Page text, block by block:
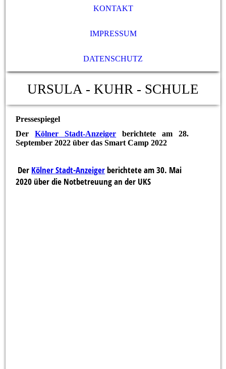
KONTAKT
IMPRESSUM
DATENSCHUTZ
URSULA - KUHR - SCHULE
Pressespiegel
DerKölner Stadt-Anzeiger berichtete am 28.
September 2022 über das Smart Camp 2022
Der Kölner Stadt-Anzeiger berichtete am 30. Mai
2020 über die Notbetreuung an der UKS